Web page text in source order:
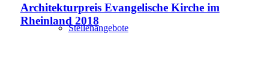
Stellenangebote
Architekturpreis Evangelische Kirche im
Rheinland 2018